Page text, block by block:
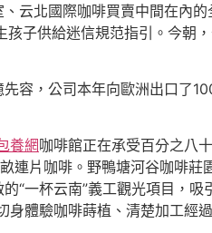
云北國際咖啡買賣中間在內
孩子供給迷信規范指引。今朝
容，公司本年向歐洲出口了
養網咖啡館正在承受百分之八
連片咖啡。野鴨塘河谷咖啡莊
“一杯云南”義工觀光項目，吸
身體驗咖啡蒔植、清楚加工經